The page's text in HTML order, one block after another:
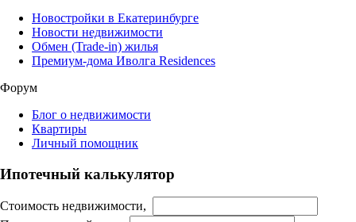
Новостройки в Екатеринбурге
Новости недвижимости
Обмен (Trade-in) жилья
Премиум-дома Иволга Residences
Форум
Блог о недвижимости
Квартиры
Личный помощник
Ипотечный калькулятор
Стоимость недвижимости,